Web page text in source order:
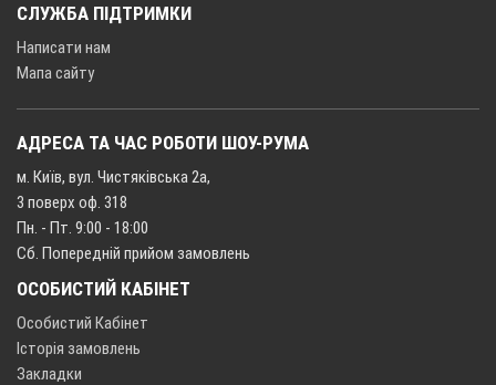
СЛУЖБА ПІДТРИМКИ
Написати нам
Мапа сайту
АДРЕСА ТА ЧАС РОБОТИ ШОУ-РУМА
м. Київ, вул. Чистяківська 2а,
3 поверх оф. 318
Пн. - Пт. 9:00 - 18:00
Сб. Попередній прийом замовлень
ОСОБИСТИЙ КАБІНЕТ
Особистий Кабінет
Історія замовлень
Закладки